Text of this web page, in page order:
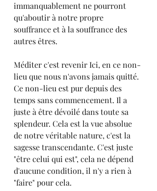
immanquablement ne pourront
qu'aboutir à notre propre
souffrance et à la souffrance des
autres êtres.
Méditer c'est revenir Ici, en ce non-
lieu que nous n'avons jamais quitté.
Ce non-lieu est pur depuis des
temps sans commencement. Il a
juste à être dévoilé dans toute sa
splendeur. Cela est la vue absolue
de notre véritable nature, c'est la
sagesse transcendante. C'est juste
"être celui qui est", cela ne dépend
d'aucune condition, il n'y a rien à
"faire" pour cela.